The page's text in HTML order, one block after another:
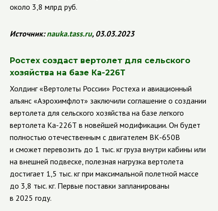
около 3,8 млрд руб.
Источник: nauka.tass.ru, 03.03.2023
Ростех создаст вертолет для сельского
хозяйства на базе Ка-226Т
Холдинг «Вертолеты России» Ростеха и авиационный
альянс «Аэрохимфлот» заключили соглашение о создании
вертолета для сельского хозяйства на базе легкого
вертолета Ка-226Т в новейшей модификации. Он будет
полностью отечественным с двигателем ВК-650В
и сможет перевозить до 1 тыс. кг груза внутри кабины или
на внешней подвеске, полезная нагрузка вертолета
достигает 1,5 тыс. кг при максимальной полетной массе
до 3,8 тыс. кг. Первые поставки запланированы
в 2025 году.